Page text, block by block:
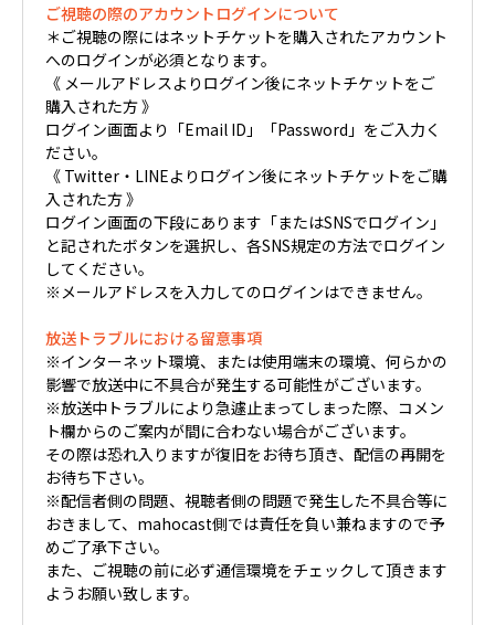
ご視聴の際のアカウントログインについて
＊ご視聴の際にはネットチケットを購入されたアカウント
へのログインが必須となります。
《 メールアドレスよりログイン後にネットチケットをご
購入された方 》
ログイン画面より「Email ID」「Password」をご入力く
ださい。
《 Twitter・LINEよりログイン後にネットチケットをご購
入された方 》
ログイン画面の下段にあります「またはSNSでログイン」
と記されたボタンを選択し、各SNS規定の方法でログイン
してください。
※メールアドレスを入力してのログインはできません。
放送トラブルにおける留意事項
※インターネット環境、または使用端末の環境、何らかの
影響で放送中に不具合が発生する可能性がございます。
※放送中トラブルにより急遽止まってしまった際、コメン
ト欄からのご案内が間に合わない場合がございます。
その際は恐れ入りますが復旧をお待ち頂き、配信の再開を
お待ち下さい。
※配信者側の問題、視聴者側の問題で発生した不具合等に
おきまして、mahocast側では責任を負い兼ねますので予
めご了承下さい。
また、ご視聴の前に必ず通信環境をチェックして頂きます
ようお願い致します。